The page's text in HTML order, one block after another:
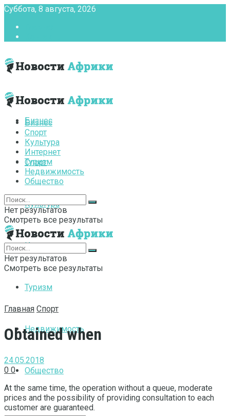
Суббота, 8 августа, 2026
Бизнес
Спорт
Культура
Интернет
Туризм
Недвижимость
Общество
Бизнес
Спорт
Культура
Интернет
Туризм
Недвижимость
Общество
Нет результатов
Смотреть все результаты
Нет результатов
Смотреть все результаты
Главная Спорт
Obtained when
24.05.2018
0 0
At the same time, the operation without a queue, moderate
prices and the possibility of providing consultation to each
customer are guaranteed.